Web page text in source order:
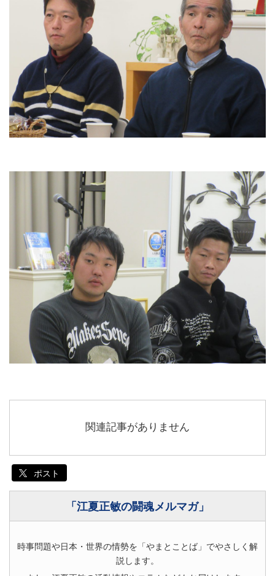
関連記事がありません
ポスト
「江夏正敏の闘魂メルマガ」
時事問題や日本・世界の情勢を「やまとことば」でやさしく解
説します。